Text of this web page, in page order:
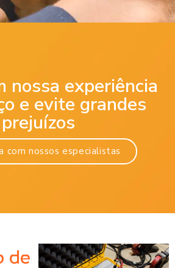
nossa experiência
e evite grandes
prejuízos
com nossos especialistas
de